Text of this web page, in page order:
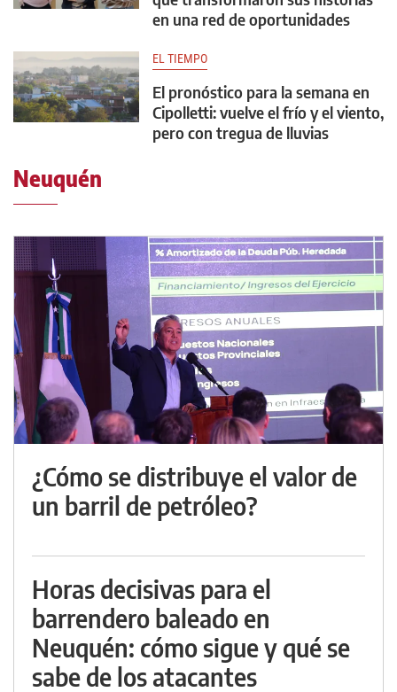
en una red de oportunidades
EL TIEMPO
El pronóstico para la semana en
Cipolletti: vuelve el frío y el viento,
pero con tregua de lluvias
Neuquén
¿Cómo se distribuye el valor de
un barril de petróleo?
Horas decisivas para el
barrendero baleado en
Neuquén: cómo sigue y qué se
sabe de los atacantes